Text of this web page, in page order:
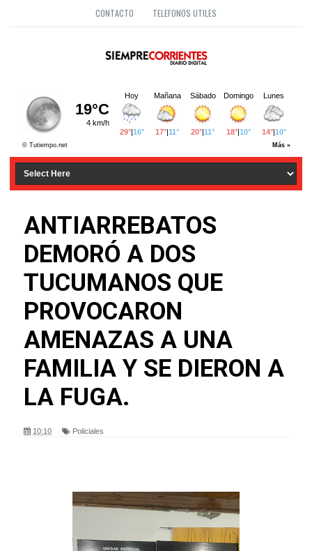
CONTACTO TELEFONOS UTILES
ANTIARREBATOS
DEMORÓ A DOS
TUCUMANOS QUE
PROVOCARON
AMENAZAS A UNA
FAMILIA Y SE DIERON A
LA FUGA.
10:10 Policiales